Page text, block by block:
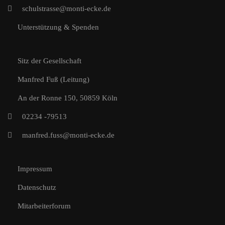
schulstrasse@monti-ecke.de
Unterstützung & Spenden
Sitz der Gesellschaft
Manfred Fuß (Leitung)
An der Ronne 150, 50859 Köln
02234 -79513
manfred.fuss@monti-ecke.de
Impressum
Datenschutz
Mitarbeiterforum